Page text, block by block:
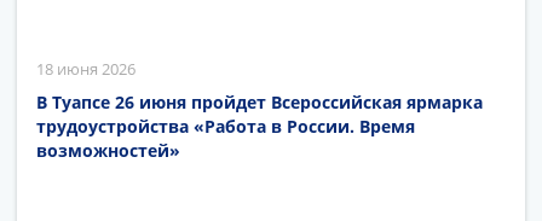
18 июня 2026
В Туапсе 26 июня пройдет Всероссийская ярмарка
трудоустройства «Работа в России. Время
возможностей»